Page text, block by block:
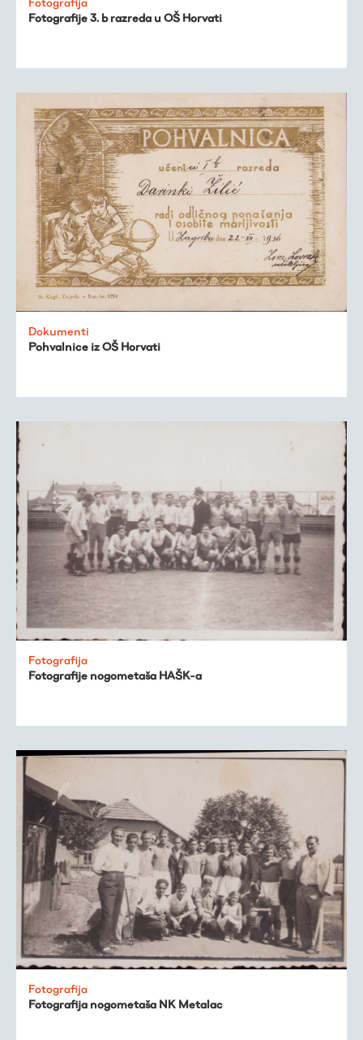
Fotografije 3. b razreda u OŠ Horvati
Dokumenti
Pohvalnice iz OŠ Horvati
Fotografija
Fotografije nogometaša HAŠK-a
Fotografija
Fotografija nogometaša NK Metalac